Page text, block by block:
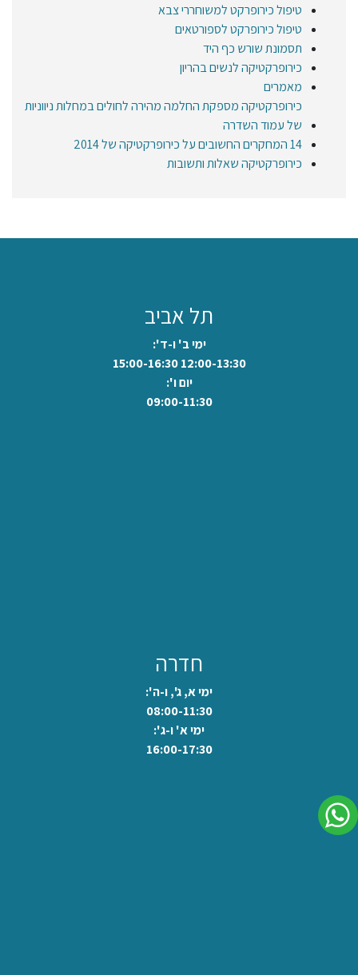
טיפול כירופרקט למשוחררי צבא
טיפול כירופרקט לספורטאים
תסמונת שורש כף היד
כירופרקטיקה לנשים בהריון
מאמרים
כירופרקטיקה מספקת החלמה מהירה לחולים במחלות ניווניות
של עמוד השדרה
14 המחקרים החשובים על כירופרקטיקה של 2014
כירופרקטיקה שאלות ותשובות
תל אביב
ימי ב' ו-ד':
12:00-13:30 15:00-16:30
יום ו':
09:00-11:30
חדרה
ימי א, ג', ו-ה':
08:00-11:30
ימי א' ו-ג':
16:00-17:30